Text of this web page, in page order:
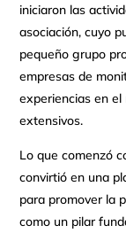
iniciaron las
asociación, cuyo
pequeño grupo
empresas de
experiencias en
extensivos.
Lo que comenzó
convirtió en una
para promover la
como un pilar